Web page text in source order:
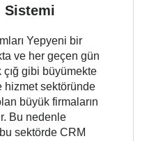
Sistemi
Yepyeni bir
ve her geçen gün
gibi büyümekte
hizmet sektöründe
büyük firmaların
Bu nedenle
sektörde CRM